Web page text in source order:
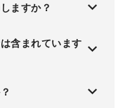
ますか？
含まれています